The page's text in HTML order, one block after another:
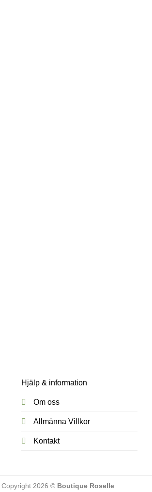
Hjälp & information
Om oss
Allmänna Villkor
Kontakt
Copyright 2026 © Boutique Roselle